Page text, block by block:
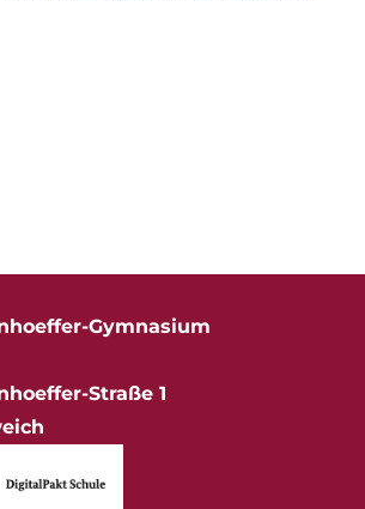
Gymnasium
Straße 1